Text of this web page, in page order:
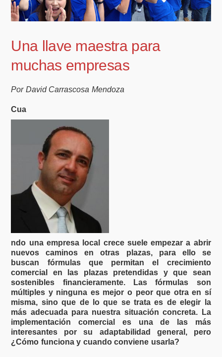
Una llave maestra para
muchas empresas
Por David Carrascosa Mendoza
Cua
ndo una empresa local crece suele empezar a abrir
nuevos caminos en otras plazas, para ello se
buscan fórmulas que permitan el crecimiento
comercial en las plazas pretendidas y que sean
sostenibles financieramente. Las fórmulas son
múltiples y ninguna es mejor o peor que otra en sí
misma, sino que de lo que se trata es de elegir la
más adecuada para nuestra situación concreta. La
implementación comercial es una de las más
interesantes por su adaptabilidad general, pero
¿Cómo funciona y cuando conviene usarla?